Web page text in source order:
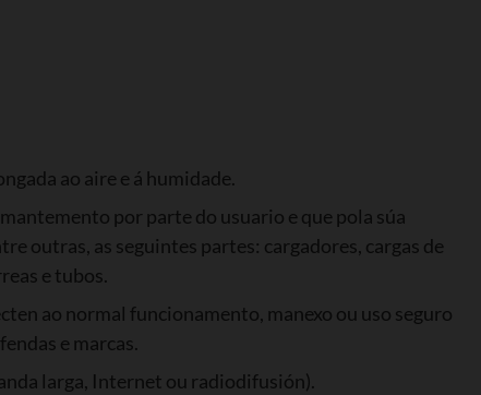
ao aire e á humidade.
por parte do usuario e que pola súa
outras, as seguintes partes: cargadores, cargas de
e tubos.
ao normal funcionamento, manexo ou uso seguro
e marcas.
larga, Internet ou radiodifusión).